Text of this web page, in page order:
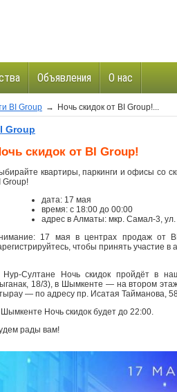
Объявления О нас
BI Group → Ночь скидок от BI Group!...
Group
скидок от BI Group!
квартиры, паркинги и офисы со
Group!
дата: 17 мая
время: с 18:00 до 00:00
адрес в Алматы: мкр. Самал-3,
17 мая в центрах продаж от
чтобы принять участие в
Нур-Султане Ночь скидок пройдёт в
18/3), в Шымкенте — на втором
— по адресу пр. Исатая Тайманова,
Ночь скидок будет до 22:00.
рады вам!